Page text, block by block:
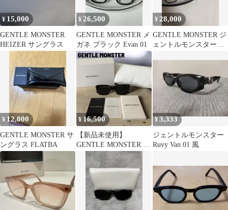
¥ 15,000
GENTLE MONSTER
HEIZER サングラス
¥ 26,500
GENTLE MONSTER メ
ガネ ブラック Evan 01
¥ 28,000
GENTLE MONSTER ジ
ェントルモンスター
¥ 12,000
GENTLE MONSTER サ
ングラス FLATBA
¥ 16,500
【新品未使用】
GENTLE MONSTER サ
ングラス ブラック
¥3,333
ジェントルモンスター
Ruvy Van 01 風